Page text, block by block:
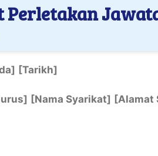
Perletakan
[Tarikh]
[Nama Syarikat] [Alamat